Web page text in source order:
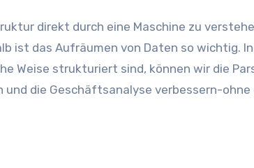
direkt durch eine Maschine zu
ist das Aufräumen von Daten so wichtig.
Weise strukturiert sind, können wir die
die Geschäftsanalyse verbessern-ohne